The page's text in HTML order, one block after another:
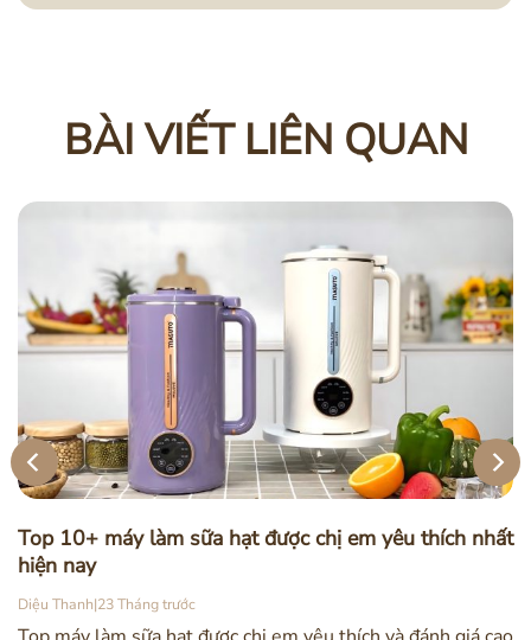
BÀI VIẾT LIÊN QUAN
Top 10+ máy làm sữa hạt được chị em yêu thích nhất
hiện nay
Diệu Thanh|23 Tháng trước